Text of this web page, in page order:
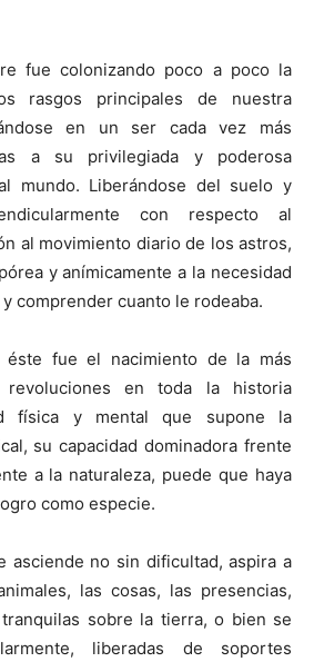
fue colonizando poco a poco la
rasgos principales de nuestra
en un ser cada vez más
a su privilegiada y poderosa
mundo. Liberándose del suelo y
con respecto al
al movimiento diario de los astros,
y anímicamente a la necesidad
comprender cuanto le rodeaba.
éste fue el nacimiento de la más
en toda la historia
física y mental que supone la
su capacidad dominadora frente
a la naturaleza, puede que haya
como especie.
asciende no sin dificultad, aspira a
las cosas, las presencias,
sobre la tierra, o bien se
liberadas de soportes